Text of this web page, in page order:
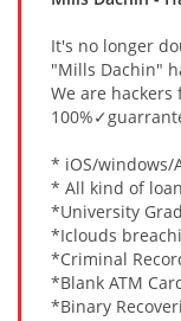
It's no longer
"Mills Dachin"
We are
* iOS/windows/
* All kind of
*University
*Iclouds
*Criminal
*Blank ATM
*Binary